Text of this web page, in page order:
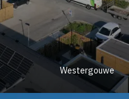
Westergouwe